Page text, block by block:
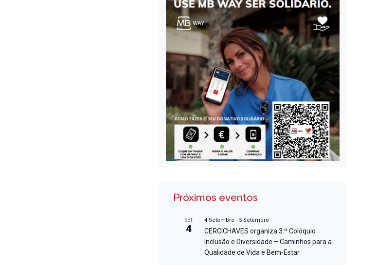
Próximos eventos
SET
4
4 Setembro - 5 Setembro
CERCICHAVES organiza 3.º Colóquio
Inclusão e Diversidade – Caminhos para a
Qualidade de Vida e Bem-Estar